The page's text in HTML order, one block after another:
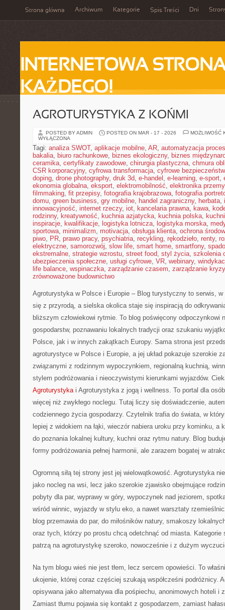
Strona główna Archiwum Kategorie Spis Treści Dni
INTERNETOWA
KAŻDEGO!
AGROTURYSTYKA Z KOŃMI
POSTED BY ADMIN POSTED ON MAR - 17 - 2026
MOŻLIWOŚĆ
WYŁĄCZONA
Tagi: analiza SWOT, aplikacje mobilne, AR, automatyzacja
bakalia, biuro rachunkowe, biznes ekologiczny, biznes
ceramika, certyfikaty zawodowe, chirurgia plastyczna, chmura
CSR korporacyjny, cyfrowa transformacja, cyfrowe
doping, drone photography, druk 3d, e-handel , e-learning, e-sport,
ekonomia globalna, eksport, elektromobilność, elektronika
filmmaking, fit przepisy, fotografia krajobrazowa, fotografia
domu, green business, gry mobilne, handel zagraniczny, herbata,
innowacyjność, internet rzeczy, iot, kancelaria prawna, kawa,
rodzinny, kreatywność, kuchnia azjatycka, kuchnia polska,
inspiracje, kwalifikacje, logistyka lotnicza, logistyka morska,
sportowa, minimalizm, motivacja, obsługa klienta, ochrona
piwo, PR, prawo pracy, psychiatria, recykling, rękodzieło, renty,
elektryczne, samorozwój, slow life, smart home, smartfony,
ekstremalne, strategie wzrostu, street food, styl życia, szkolenia
ubezpieczenia społeczne, usługi cyfrowe, VR, webinary,
life balance, wspinaczka, zarządzanie czasem, zarządzanie
zrównoważone budownictwo
Agroturystyka w Polsce i Europie – Blog turystyczny to serwis,
się z przyrodą, a sielska okolica staje się inspiracją do
bliższym człowiekowi rytmie. To blog poświęcony odpoczynkowi
gospodarstw, poznawaniu lokalnych tradycji oraz szukaniu
Polsce, jak i w innych zakątkach Europy. Sama strona jest
agroturystyce w Polsce i Europie, a jej układ pokazuje szerokie
związanymi z rodzinnym wypoczynkiem, regionalną kuchnią,
stylem podróżowania i nieoczywistymi kierunkami wyjazdów.
Agroturystykai Agroturystyka z jogą i wellness. To portal dla
więcej niż zwykłego noclegu. Tutaj liczy się doświadczenie,
codziennego życia gospodarzy. Czytelnik trafia do świata, w
lepiej z widokiem na łąki, wieczór nabiera uroku przy kominku, a
do poznania lokalnej kultury, kuchni oraz rytmu natury. Blog
formy podróżowania pełnej harmonii, ale zarazem bogatej w
Ogromną siłą tej strony jest jej wielowątkowość. Agroturystyka
jako nocleg na wsi, lecz jako szerokie zjawisko obejmujące
pobyty dla par, wyprawy w góry, wypoczynek nad jeziorem,
wśród winnic, wyjazdy w stylu eko, a nawet warsztaty
blog przemawia do par, do miłośników natury, smakoszy
oraz tych, którzy po prostu chcą odetchnąć od miasta. Kategorie
patrzą na agroturystykę szeroko, nowocześnie i z dużym
Na tym blogu wieś nie jest tłem, lecz sercem opowieści. To
ukojenie, której coraz częściej szukają współcześni podróżnicy.
opisywana jako alternatywa dla pośpiechu, anonimowych hoteli i
Zamiast tłumu pojawia się kontakt z gospodarzem, zamiast